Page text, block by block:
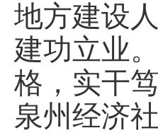
地方建设
建功立业
格，实干
泉州经济